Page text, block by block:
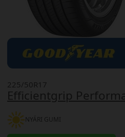
Efficientgrip
225/50R17
NYÁRI GUMI